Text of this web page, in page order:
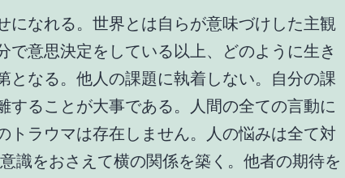
になれる。世界とは自らが意味づけした主観
で意思決定をしている以上、どのように生き
となる。他人の課題に執着しない。自分の課
することが大事である。人間の全ての言動に
トラウマは存在しません。人の悩みは全て対
識をおさえて横の関係を築く。他者の期待を